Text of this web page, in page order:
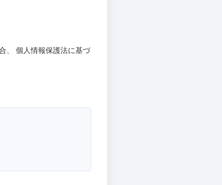
、 個人情報保護法に基づ